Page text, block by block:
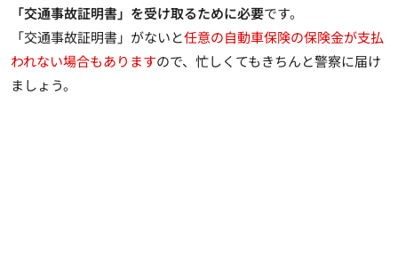
「交通事故証明書」を受け取るために必要です。
「交通事故証明書」がないと任意の自動車保険の保険金が支払
われない場合もありますので、忙しくてもきちんと警察に届け
ましょう。